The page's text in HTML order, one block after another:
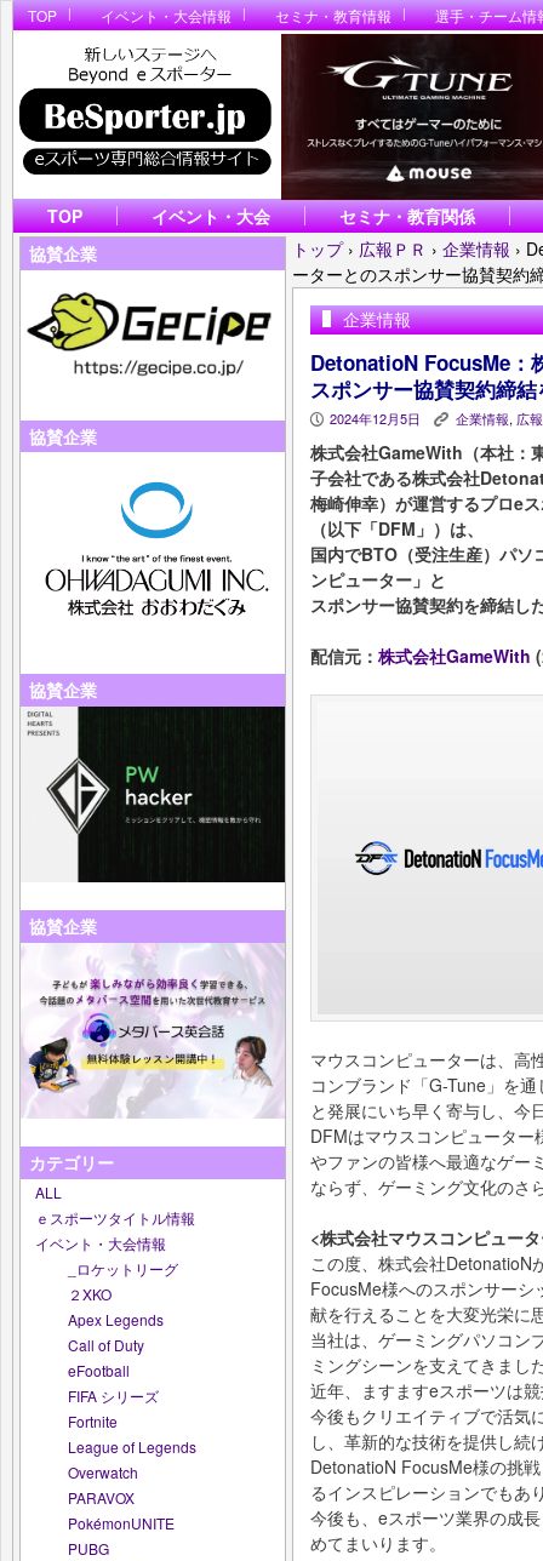
TOP イベント・大会情報 セミナ・教育情報 選手・チーム情
TOP イベント・大会
セミナ・教育関係
協賛企業
協賛企業
協賛企業
協賛企業
カテゴリー
ALL
ｅスポーツタイトル情報
イベント・大会情報
_ロケットリーグ
２XKO
Apex Legends
Call of Duty
eFootball
FIFA シリーズ
Fortnite
League of Legends
Overwatch
PARAVOX
PokémonUNITE
PUBG
トップ › 広報ＰＲ › 企業情報 ›
ーターとのスポンサー協賛契約
企業情報
DetonatioN FocusMe：
スポンサー協賛契約締
P 2024年12月5日 K 企業情報, 広
株式会社GameWith（本社：
子会社である株式会社
梅崎伸幸）が運営するプロe
（以下「DFM」）は、
国内でBTO（受注生産）パソ
ンピューター」と
スポンサー協賛契約を締結し
配信元： 株式会社GameWith
マウスコンピューターは、高
コンブランド「G-Tune」を
と発展にいち早く寄与し、今
DFMはマウスコンピュータ
やファンの皆様へ最適なゲー
ならず、ゲーミング文化のさ
<株式会社マウスコンピュー
この度、株式会社DetonatioN
FocusMe様へのスポンサー
献を行えることを大変光栄に
当社は、ゲーミングパソコン
ミングシーンを支えてきまし
近年、ますますeスポーツは
今後もクリエイティブで活気
し、革新的な技術を提供し続
DetonatioN FocusMe様の挑
るインスピレーションでもあ
今後も、eスポーツ業界の成
めてまいります。